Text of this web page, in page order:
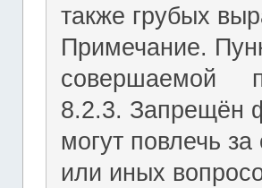
также грубых
Примечание.
совершаемой
8.2.3. Запрещён
могут повлечь
или иных